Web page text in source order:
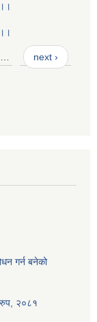
… next ›
गर्न बनेको
२०८१